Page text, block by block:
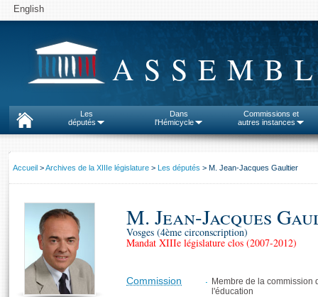
English
Les
députés
Dans
l'Hémicycle
Commissions et
autres instances
Accueil >Archives de la XIIIe législature > Les députés > M. Jean-Jacques Gaultier
M. Jean-Jacques
Vosges (4ème circonscription)
Mandat XIIIe législature clos (2007-2012)
Commission
Membre de la commission
l'éducation